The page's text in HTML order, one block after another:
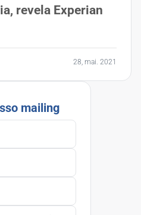
revela Experian
28, mai. 2021
mailing